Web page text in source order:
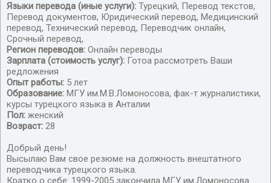
Внештатный переводчик турецкого языка
Языки перевода (иные услуги): Турецкий, Перевод текстов,
Перевод документов, Юридический перевод, Медицинский
перевод, Технический перевод, Переводчик онлайн,
Срочный перевод,
Регион переводов: Онлайн переводы
Зарплата (стоимость услуг): Готоа рассмотреть Ваши
редложения
Опыт работы: 5 лет
Образование: МГУ им.М.В.Ломоносова, фак-т журналистики,
курсы турецкого языка в Анталии
Пол: женский
Возраст: 28
Добрый день!
Высылаю Вам свое резюме на должность внештатного
переводчика турецкого языка.
Кратко о себе: 1999-2005 закончила МГУ им.Ломоносова